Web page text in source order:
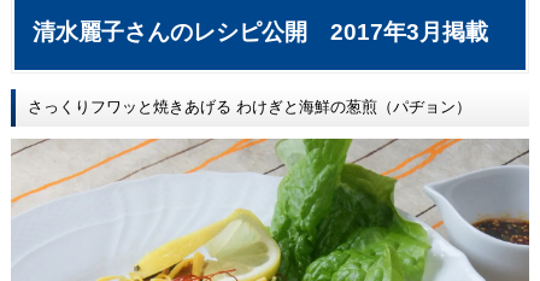
清水麗子さんのレシピ公開 2017年3月掲載
さっくりフワッと焼きあげる わけぎと海鮮の葱煎（パヂョン）